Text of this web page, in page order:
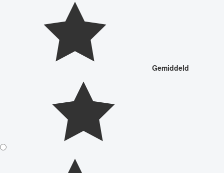
Gemiddeld